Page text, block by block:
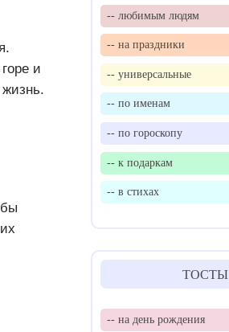
и
-- любимым людям
-- на праздники
-- универсальные
-- по именам
-- по гороскопу
-- к подаркам
-- в стихах
ТОСТЫ
-- на день рождения